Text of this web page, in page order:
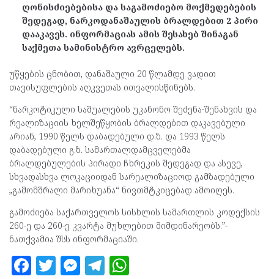
ღონისძიებებისა და საგამოძიებო მოქმედებების
შედეგად, ნარკოდანაშაულის ბრალდებით 2 პირი
დააკავეს. ინფორმაციას ამის შესახებ შინაგან
საქმეთა სამინისტრო ავრცელებს.
უწყების ცნობით, დანაშაული 20 წლამდე ვადით
თავისუფლების აღკვეთას ითვალისწინებს.
“ნარკოტიკული საშუალების უკანონო შეძენა-შენახვის და
რეალიზაციის ხელშეწყობის ბრალდებით დაკავებული
არიან, 1990 წელს დაბადებული დ.ზ. და 1993 წელს
დაბადებული გ.ზ. სამართალდამცველებმა
ბრალდებულების პირადი ჩხრეკის შედეგად და ასევე,
სხვადასხვა ლოკაციიდან სარეალიზაციოდ გამზადებული
„გამომშრალი მარიხუანა“ ნივთმტკიცებად ამოიღეს.
გამოძიება საქართველოს სისხლის სამართლის კოდექსის
260-ე და 260-ე კვარტა მუხლებით მიმდინარეობს.”-
ნათქვამია შსს ინფორმაციაში.
F T M T